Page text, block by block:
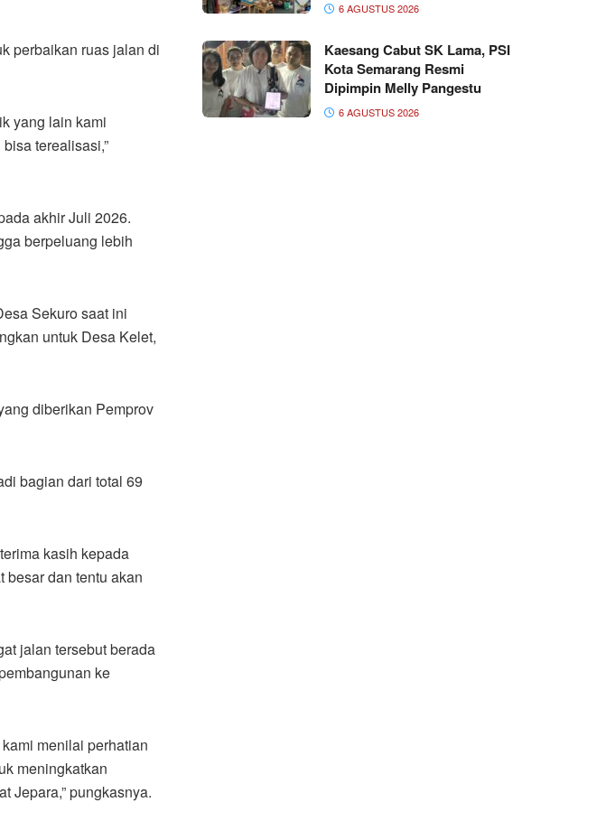
perbaikan ruas jalan di
yang lain kami
terealisasi,”
akhir Juli 2026.
berpeluang lebih
Sekuro saat ini
untuk Desa Kelet,
diberikan Pemprov
bagian dari total 69
kasih kepada
besar dan tentu akan
jalan tersebut berada
ke
menilai perhatian
meningkatkan
Jepara,” pungkasnya.
6 AGUSTUS 2026
Kaesang Cabut SK Lama, PSI
Kota Semarang Resmi
Dipimpin Melly Pangestu
6 AGUSTUS 2026